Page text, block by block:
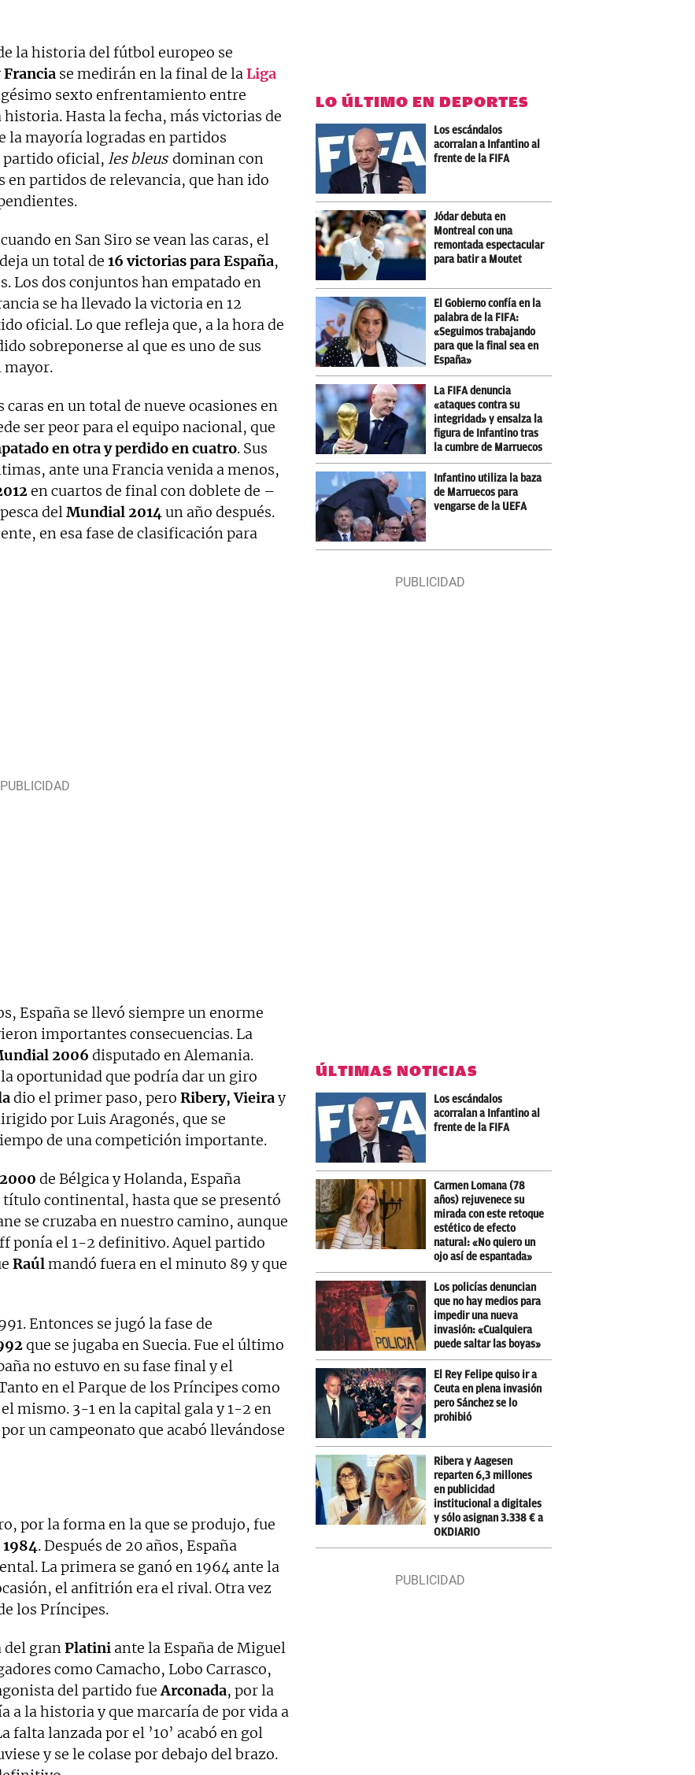
la historia del fútbol europeo se
Francia se medirán en la final de laLiga
sexto enfrentamiento entre
Hasta la fecha, más victorias de
la mayoría logradas en partidos
partido oficial, les bleus dominan con
en partidos de relevancia, que han ido
en San Siro se vean las caras, el
un total de 16 victorias para España,
Los dos conjuntos han empatado en
se ha llevado la victoria en 12
oficial. Lo que refleja que, a la hora de
sobreponerse al que es uno de sus
mayor.
caras en un total de nueve ocasiones en
ser peor para el equipo nacional, que
en otra y perdido en cuatro. Sus
ante una Francia venida a menos,
en cuartos de final con doblete de –
delMundial 2014un año después.
en esa fase de clasificación para
España se llevó siempre un enorme
importantes consecuencias. La
2006 disputado en Alemania.
oportunidad que podría dar un giro
dio el primer paso, pero Ribery, Vieiray
por Luis Aragonés, que se
de una competición importante.
de Bélgica y Holanda, España
continental, hasta que se presentó
se cruzaba en nuestro camino, aunque
ponía el 1-2 definitivo. Aquel partido
Raúlmandó fuera en el minuto 89 y que
Entonces se jugó la fase de
que se jugaba en Suecia. Fue el último
no estuvo en su fase final y el
en el Parque de los Príncipes como
mismo. 3-1 en la capital gala y 1-2 en
un campeonato que acabó llevándose
por la forma en la que se produjo, fue
1984. Después de 20 años, España
La primera se ganó en 1964 ante la
el anfitrión era el rival. Otra vez
los Príncipes.
del granPlatini ante la España de Miguel
como Camacho, Lobo Carrasco,
del partido fueArconada, por la
a la historia y que marcaría de por vida a
lanzada por el ’10’ acabó en gol
y se le colase por debajo del brazo.
LO ÚLTIMO EN DEPORTES
Los escándalos
acorralan a Infantino al
frente de la FIFA
Jódar debuta en
Montreal con una
remontada espectacular
para batir a Moutet
El Gobierno confía en la
palabra de la FIFA:
«Seguimos trabajando
para que la final sea en
España»
La FIFA denuncia
«ataques contra su
integridad» y ensalza la
figura de Infantino tras
la cumbre de Marruecos
Infantino utiliza la baza
de Marruecos para
vengarse de la UEFA
ÚLTIMAS NOTICIAS
Los escándalos
acorralan a Infantino al
frente de la FIFA
Carmen Lomana (78
años) rejuvenece su
mirada con este retoque
estético de efecto
natural: «No quiero un
ojo así de espantada»
Los policías denuncian
que no hay medios para
impedir una nueva
invasión: «Cualquiera
puede saltar las boyas»
El Rey Felipe quiso ir a
Ceuta en plena invasión
pero Sánchez se lo
prohibió
Ribera y Aagesen
reparten 6,3 millones
en publicidad
institucional a digitales
y sólo asignan 3.338 € a
OKDIARIO